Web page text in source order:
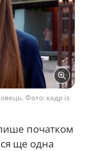
Фото: кадр із
лише початком
ще одна